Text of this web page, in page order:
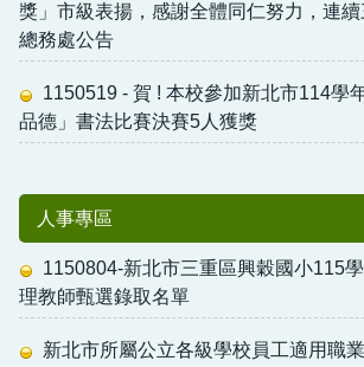
獎」市級表揚，感謝全體同仁努力，連
總務處公告
1150519 - 賀 ! 本校參加新北市114學
品德」書法比賽決賽5人獲獎
人事專區
1150804-新北市三重區興穀國小115
理教師甄選錄取名單
新北市所屬公立各級學校員工適用職